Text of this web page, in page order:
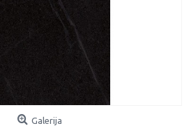
Galerija